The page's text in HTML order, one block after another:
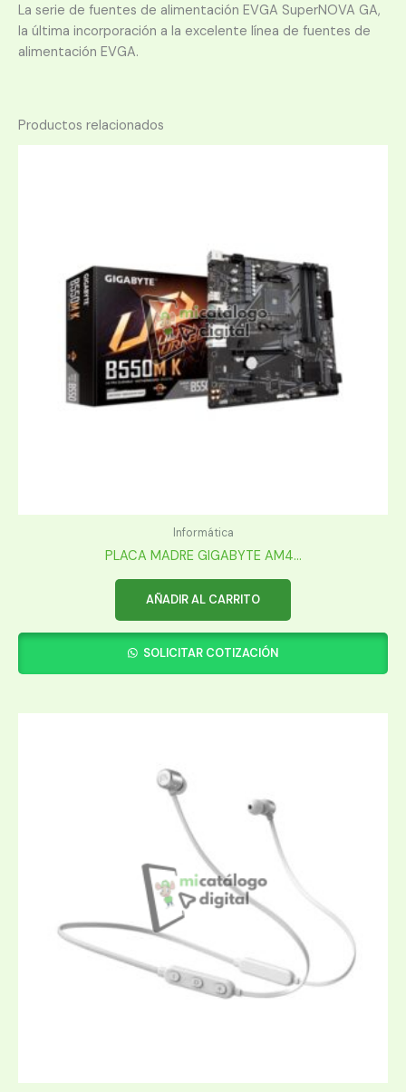
La serie de fuentes de alimentación EVGA SuperNOVA GA,
la última incorporación a la excelente línea de fuentes de
alimentación EVGA.
Productos relacionados
Informática
PLACA MADRE GIGABYTE AM4...
AÑADIR AL CARRITO
SOLICITAR COTIZACIÓN